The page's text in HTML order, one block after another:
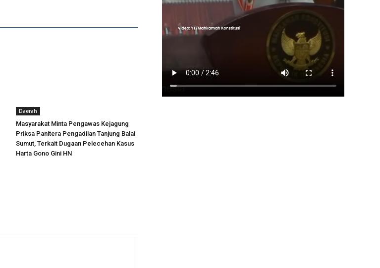
Daerah
Masyarakat Minta Pengawas Kejagung
Priksa Panitera Pengadilan Tanjung Balai
Sumut, Terkait Dugaan Pelecehan Kasus
Harta Gono Gini HN